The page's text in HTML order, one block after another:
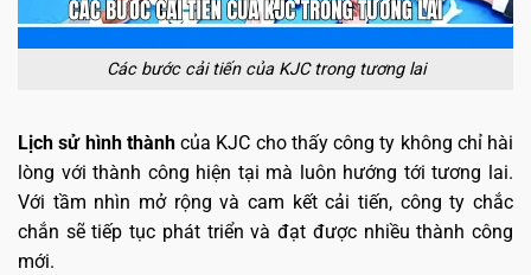
Các bước cải tiến của KJC trong tương lai
Lịch sử hình thànhcủa KJC cho thấy công ty không chỉ hài
lòng với thành công hiện tại mà luôn hướng tới tương lai.
Với tầm nhìn mở rộng và cam kết cải tiến, công ty chắc
chắn sẽ tiếp tục phát triển và đạt được nhiều thành công
mới.